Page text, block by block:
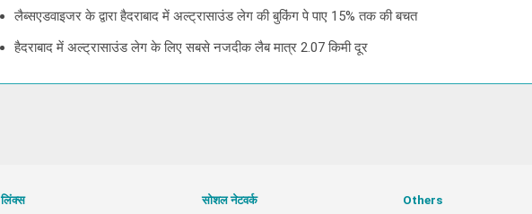
लैब्सएडवाइजर के द्वारा हैदराबाद में अल्ट्रासाउंड लेग की बुकिंग पे पाए 15% तक की बचत
हैदराबाद में अल्ट्रासाउंड लेग के लिए सबसे नजदीक लैब मात्र 2.07 किमी दूर
लिंक्स
सोशल नेटवर्क
Others